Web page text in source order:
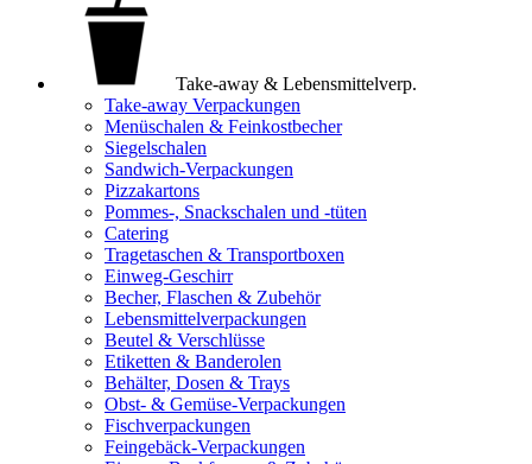
Take-away & Lebensmittelverp.
Take-away Verpackungen
Menüschalen & Feinkostbecher
Siegelschalen
Sandwich-Verpackungen
Pizzakartons
Pommes-, Snackschalen und -tüten
Catering
Tragetaschen & Transportboxen
Einweg-Geschirr
Becher, Flaschen & Zubehör
Lebensmittelverpackungen
Beutel & Verschlüsse
Etiketten & Banderolen
Behälter, Dosen & Trays
Obst- & Gemüse-Verpackungen
Fischverpackungen
Feingebäck-Verpackungen